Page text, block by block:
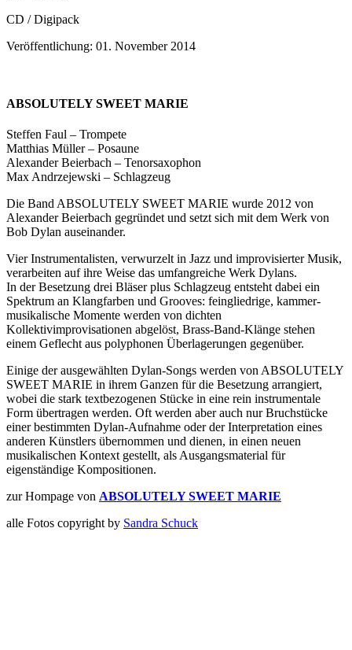
CD / Digipack
Veröffentlichung: 01. November 2014
ABSOLUTELY SWEET MARIE
Steffen Faul – Trompete
Matthias Müller – Posaune
Alexander Beierbach – Tenorsaxophon
Max Andrzejewski – Schlagzeug
Die Band ABSOLUTELY SWEET MARIE wurde 2012 von
Alexander Beierbach gegründet und setzt sich mit dem Werk von
Bob Dylan auseinander.
Vier Instrumentalisten, verwurzelt in Jazz und improvisierter Musik,
verarbeiten auf ihre Weise das umfangreiche Werk Dylans.
In der Besetzung drei Bläser plus Schlagzeug entsteht dabei ein
Spektrum an Klangfarben und Grooves: feingliedrige, kammer-
musikalische Momente werden von dichten
Kollektivimprovisationen abgelöst, Brass-Band-Klänge stehen
einem Geflecht aus polyphonen Überlagerungen gegenüber.
Einige der ausgewählten Dylan-Songs werden von ABSOLUTELY
SWEET MARIE in ihrem Ganzen für die Besetzung arrangiert,
wobei die stark textbezogenen Stücke in eine rein instrumentale
Form übertragen werden. Oft werden aber auch nur Bruchstücke
einer bestimmten Dylan-Aufnahme oder der Interpretation eines
anderen Künstlers übernommen und dienen, in einen neuen
musikalischen Kontext gestellt, als Ausgangsmaterial für
eigenständige Kompositionen.
zur Hompage von ABSOLUTELY SWEET MARIE
alle Fotos copyright by Sandra Schuck